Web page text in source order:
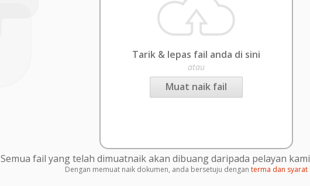
Tarik & lepas fail anda di sini
atau
Muat naik fail
Semua fail yang telah dimuatnaik akan dibuang daripada pelayan
Dengan memuat naik dokumen, anda bersetuju dengan terma dan syarat